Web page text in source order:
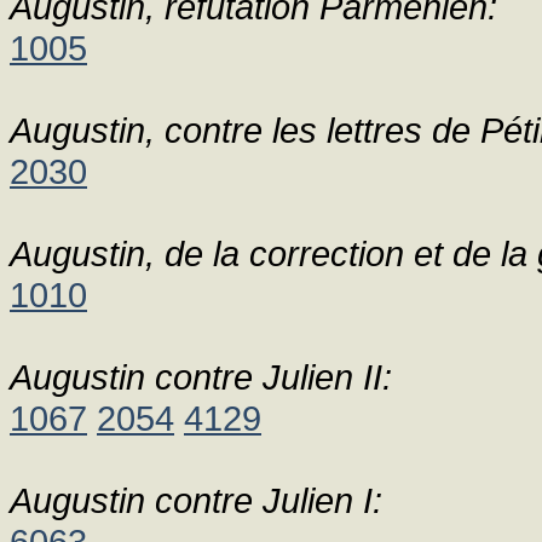
1005
Augustin, contre les lettres de
2030
Augustin, de la correction et de la
1010
Augustin contre Julien II:
1067 2054 4129
Augustin contre Julien I: